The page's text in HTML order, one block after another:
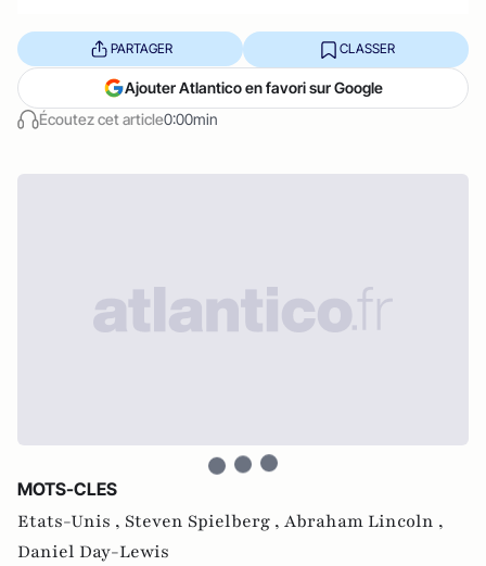
Écoutez cet article0:00min
PARTAGER CLASSER
Ajouter Atlantico en favori sur Google
MOTS-CLES
Etats-Unis , Steven Spielberg , Abraham Lincoln ,
Daniel Day-Lewis